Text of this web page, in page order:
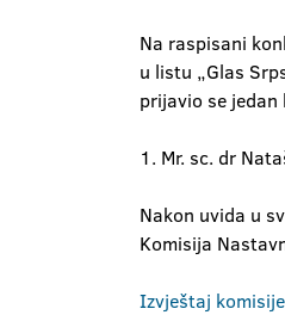
Na raspisani
u listu „Glas
prijavio se
1. Mr. sc. dr
Nakon uvida u
Komisija
Izvještaj